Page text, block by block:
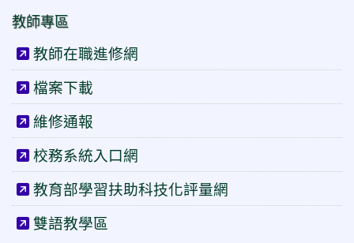
教師專區
教師在職進修網
檔案下載
維修通報
校務系統入口網
教育部學習扶助科技化評量網
雙語教學區